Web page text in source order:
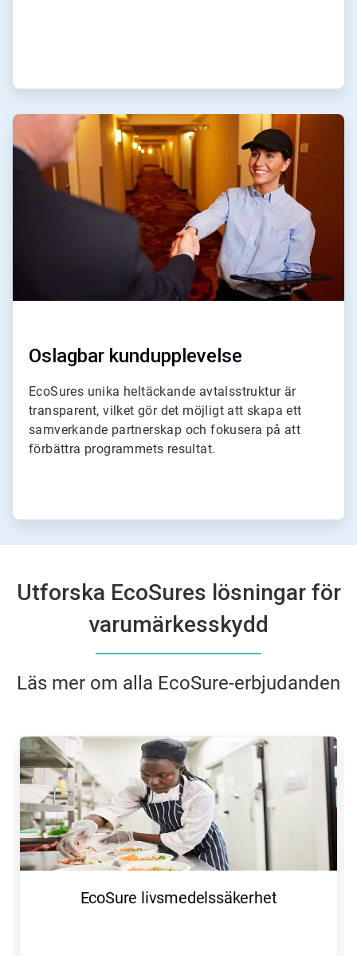
ArticleTile
för
Oslagbar kundupplevelse
EcoSures unika heltäckande avtalsstruktur är
transparent, vilket gör det möjligt att skapa ett
samverkande partnerskap och fokusera på att
förbättra programmets resultat.
Utforska EcoSures lösningar för
varumärkesskydd
Läs mer om alla EcoSure-erbjudanden
EcoSure livsmedelssäkerhet